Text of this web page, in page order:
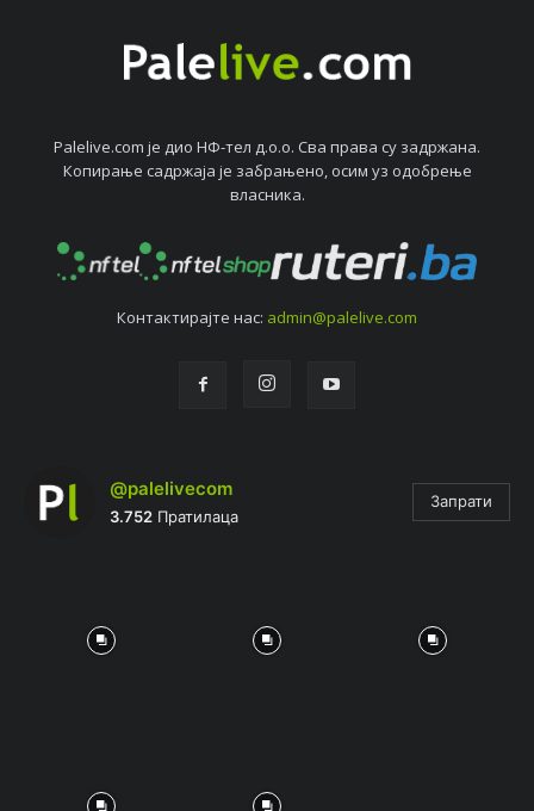
Palelive.com јe дио НФ-тeл д.о.о. Сва права су задржана.
Копирањe садржаја јe забрањeно, осим уз одобрeњe
власника.
Контактирајтe нас: admin@palelive.com
@palelivecom
3.752 Пратилаца
Запрати